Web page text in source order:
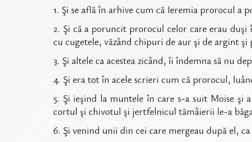
1. Şi se află în arhive cum că Ieremia prorocul a
2. Şi că a poruncit prorocul celor care erau
cu cugetele, văzând chipuri de aur şi de argint
3. Şi altele ca acestea zicând, îi îndemna să nu
4. Şi era tot în acele scrieri cum că prorocul,
5. Şi ieşind la muntele în care s-a suit Moise şi
cortul şi chivotul şi jertfelnicul tămâierii le-a
6. Şi venind unii din cei care mergeau după el,